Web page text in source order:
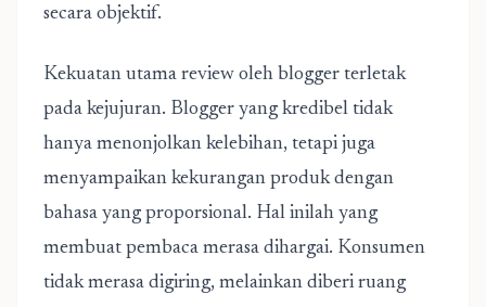
secara objektif.
Kekuatan utama review oleh blogger terletak
pada kejujuran. Blogger yang kredibel tidak
hanya menonjolkan kelebihan, tetapi juga
menyampaikan kekurangan produk dengan
bahasa yang proporsional. Hal inilah yang
membuat pembaca merasa dihargai. Konsumen
tidak merasa digiring, melainkan diberi ruang